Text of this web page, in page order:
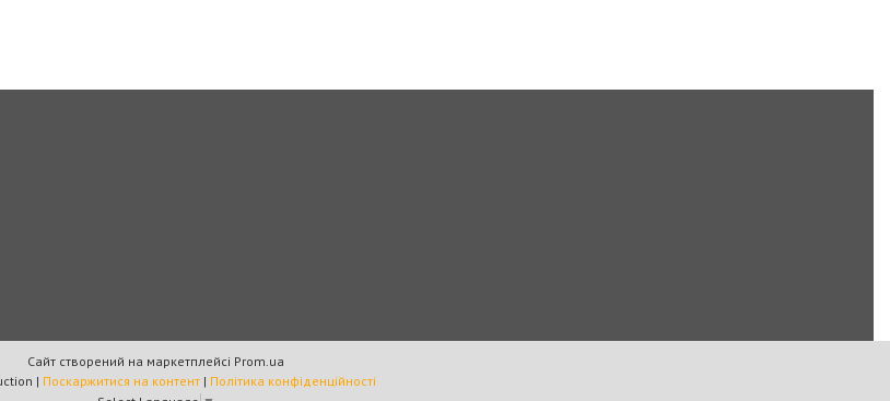
Сайт створений на маркетплейсі Prom.ua
Food Production | Поскаржитися на контент | Політика конфіденційності